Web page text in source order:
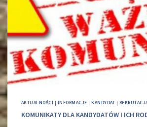
AKTUALNOŚCI | INFORMACJE |KANDYDAT |
KOMUNIKATY DLA KANDYDATÓW I ICH